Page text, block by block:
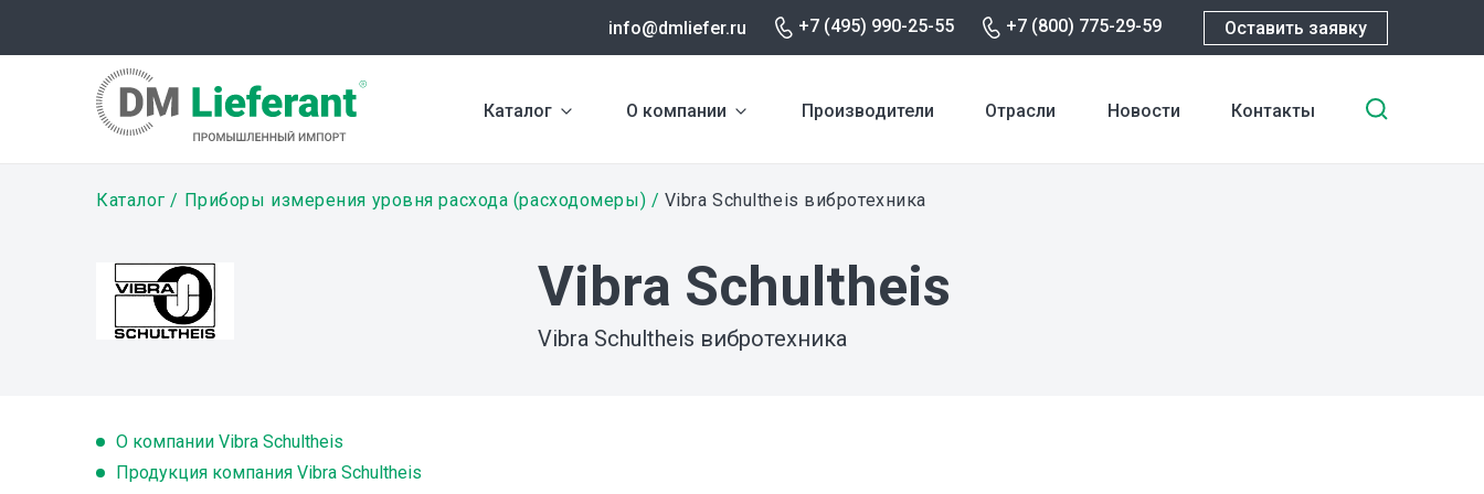
содержанию
info@dmliefer.ru +7 (495) 990-25-55 +7 (800) 775-29-59 Оставить заявку
Каталог О компании Производители Отрасли Новости Контакты
Строка
навигации
Каталог Приборы измерения уровня расхода (расходомеры) Vibra Schultheis вибротехника
Vibra Schultheis
Vibra Schultheis вибротехника
О компании Vibra Schultheis
Продукция компания Vibra Schultheis